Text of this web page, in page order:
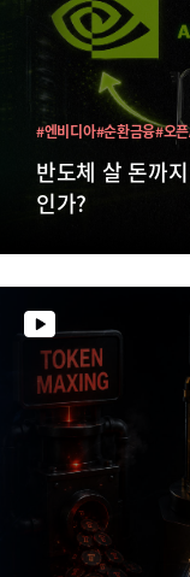
반도체 살 돈까
인가?
#엔비디아#순환금융#오